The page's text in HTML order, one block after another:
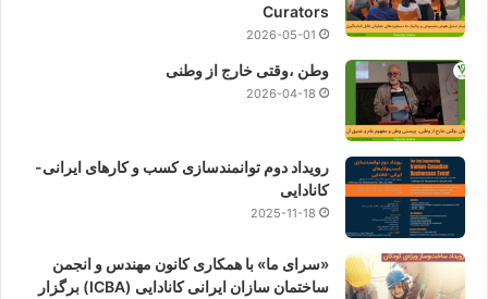
Curators
2026-05-01
وطن ،وقتی خارج از وطنی
2026-04-18
رویداد دوم توانمندسازی کسب و کارهای ایرانی-
کانادایی
2025-11-18
«سرای ما» با همکاری کانون مهندس و انجمن
ساختمان سازان ایرانی کانادایی (ICBA) برگزار